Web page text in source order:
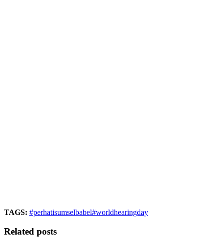
TAGS: #perhatisumselbabel#worldhearingday
Related posts